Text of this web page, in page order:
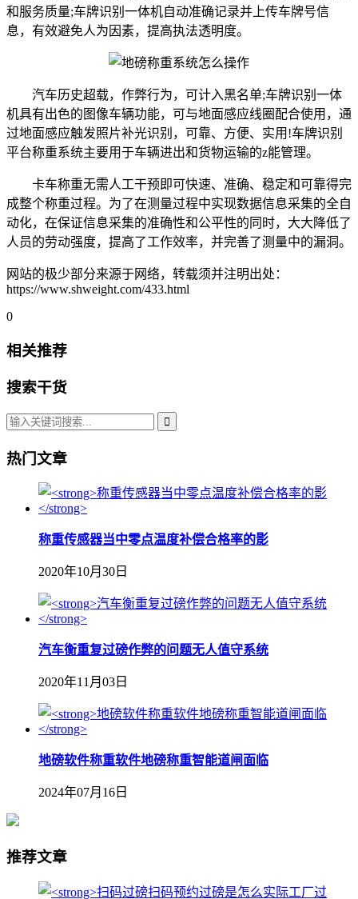
和服务质量;车牌识别一体机自动准确记录并上传车牌号信
息，有效避免人为因素，提高执法透明度。
汽车历史超载，作弊行为，可计入黑名单;车牌识别一体
机具有出色的图像车辆功能，可与地面感应线圈配合使用，通
过地面感应触发照片补光识别，可靠、方便、实用!车牌识别
平台称重系统主要用于车辆进出和货物运输的z能管理。
卡车称重无需人工干预即可快速、准确、稳定和可靠得完
成整个称重过程。为了在测量过程中实现数据信息采集的全自
动化，在保证信息采集的准确性和公平性的同时，大大降低了
人员的劳动强度，提高了工作效率，并完善了测量中的漏洞。
网站的极少部分来源于网络，转载须并注明出处：
https://www.shweight.com/433.html
0
相关推荐
搜索干货
热门文章
称重传感器当中零点温度补偿合格率的影
2020年10月30日
汽车衡重复过磅作弊的问题无人值守系统
2020年11月03日
地磅软件称重软件地磅称重智能道闸面临
2024年07月16日
推荐文章